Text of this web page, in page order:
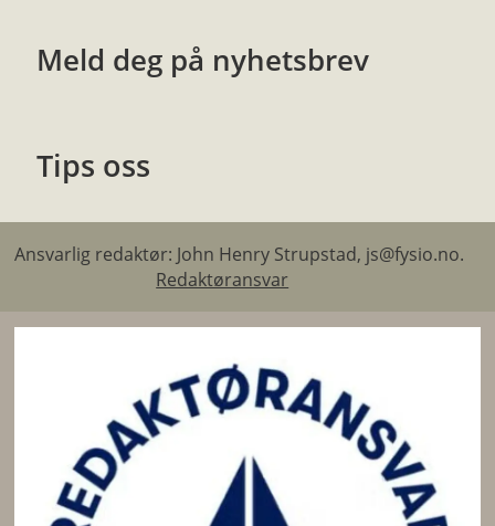
Meld deg på nyhetsbrev
Tips oss
Ansvarlig redaktør: John Henry Strupstad, js@fysio.no.
Redaktøransvar